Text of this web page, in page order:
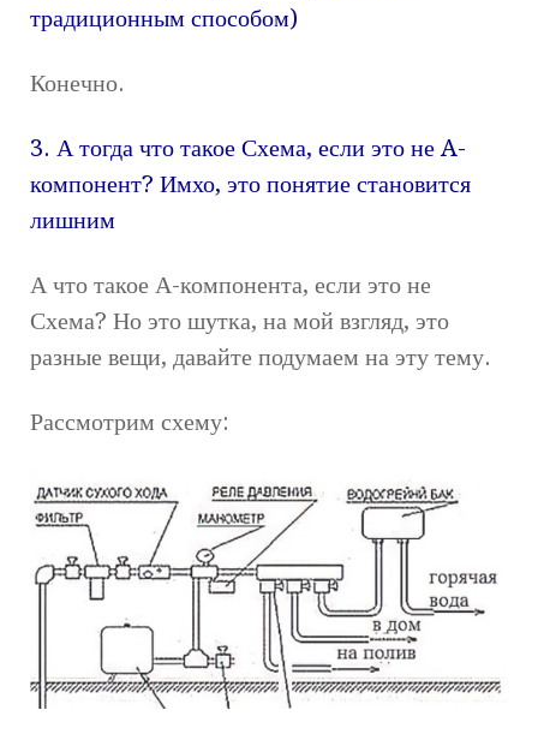
традиционным способом)
Конечно.
3. А тогда что такое Схема, если это не A-
компонент? Имхо, это понятие становится
лишним
А что такое А-компонента, если это не
Схема? Но это шутка, на мой взгляд, это
разные вещи, давайте подумаем на эту тему.
Рассмотрим схему: